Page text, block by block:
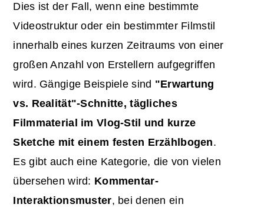
Dies ist der Fall, wenn eine bestimmte
Videostruktur oder ein bestimmter Filmstil
innerhalb eines kurzen Zeitraums von einer
großen Anzahl von Erstellern aufgegriffen
wird. Gängige Beispiele sind "Erwartung
vs. Realität"-Schnitte, tägliches
Filmmaterial im Vlog-Stil und kurze
Sketche mit einem festen Erzählbogen.
Es gibt auch eine Kategorie, die von vielen
übersehen wird: Kommentar-
Interaktionsmuster, bei denen ein